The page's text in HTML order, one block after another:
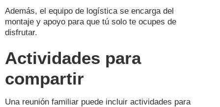
Además, el equipo de logística se encarga del
montaje y apoyo para que tú solo te ocupes de
disfrutar.
Actividades para
compartir
Una reunión familiar puede incluir actividades para